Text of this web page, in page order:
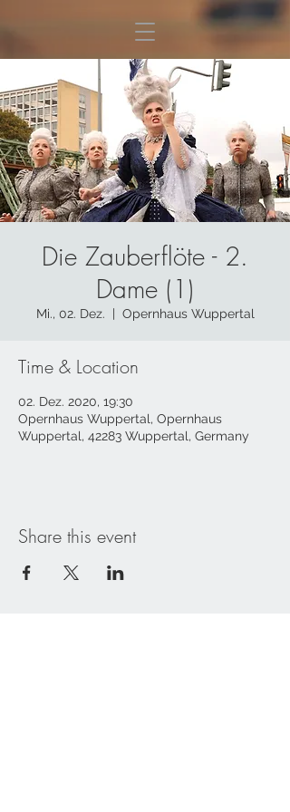
Die Zauberflöte - 2.
Dame (1)
Mi., 02. Dez. Opernhaus Wuppertal
Time & Location
02. Dez. 2020, 19:30
Opernhaus Wuppertal, Opernhaus
Wuppertal, 42283 Wuppertal, Germany
Share this event